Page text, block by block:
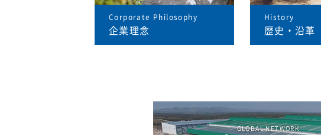
Corporate Philosophy
企業理念
History
歴史・沿革
GLOBAL NETWORK